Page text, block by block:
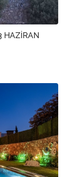
HAZİRAN